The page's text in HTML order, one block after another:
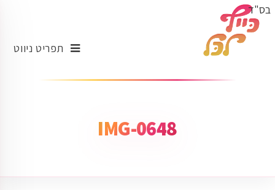
תפריט ניווט
IMG-0648
בס"ד